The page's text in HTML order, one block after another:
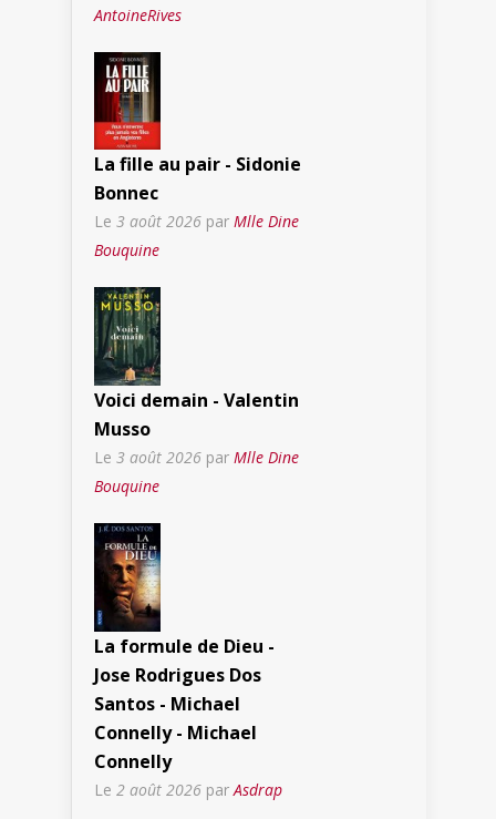
AntoineRives
La fille au pair - Sidonie
Bonnec
Le 3 août 2026 par Mlle Dine
Bouquine
Voici demain - Valentin
Musso
Le 3 août 2026 par Mlle Dine
Bouquine
La formule de Dieu -
Jose Rodrigues Dos
Santos - Michael
Connelly - Michael
Connelly
Le 2 août 2026 parAsdrap